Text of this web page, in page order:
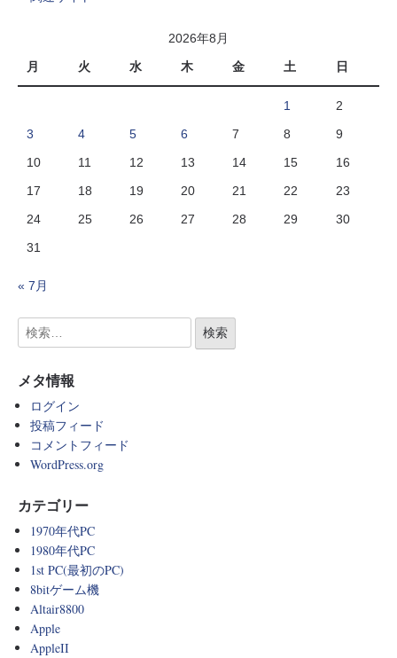
2026年8月
月
火 水 木 金 土 日
1
2
3
4 5 6 7 8
9
10
11 12 13 14 15
16
17
18 19 20 21 22
23
24
25 26 27 28 29
30
31
« 7月
メタ情報
ログイン
投稿フィード
コメントフィード
WordPress.org
カテゴリー
1970年代PC
1980年代PC
1st PC(最初のPC)
8bitゲーム機
Altair8800
Apple
AppleII